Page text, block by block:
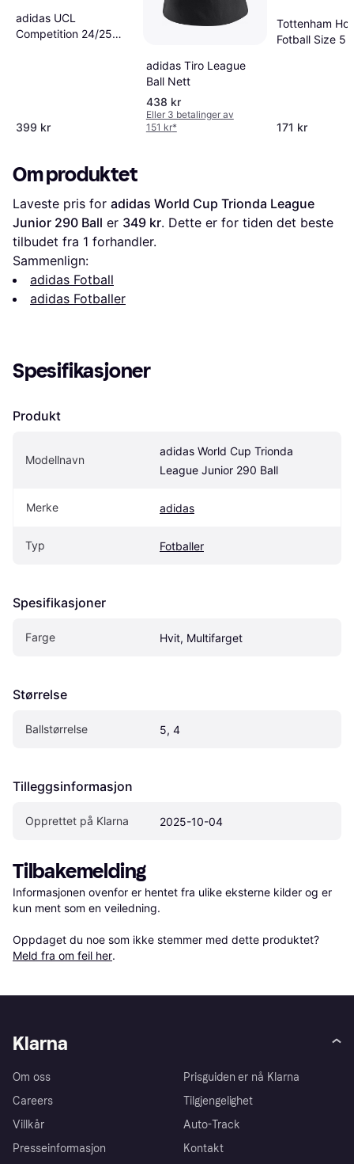
adidas UCL
Competition 24/25
399 kr
adidas Tiro League
Ball Nett
438 kr
Eller 3 betalinger av
151 kr*
Tottenham
Fotball Size 5
171 kr
Om produktet
Laveste pris for adidas World Cup Trionda League
Junior 290 Ball er 349 kr. Dette er for tiden det beste
tilbudet fra 1 forhandler.
Sammenlign:
adidas Fotball
adidas Fotballer
Spesifikasjoner
Produkt
Modellnavn
adidas World Cup Trionda
League Junior 290 Ball
Merke adidas
Typ Fotballer
Spesifikasjoner
Farge Hvit, Multifarget
Størrelse
Ballstørrelse 5, 4
Tilleggsinformasjon
Opprettet på Klarna 2025-10-04
Tilbakemelding
Informasjonen ovenfor er hentet fra ulike eksterne kilder og er
kun ment som en veiledning.
Oppdaget du noe som ikke stemmer med dette produktet?
Meld fra om feil her.
Klarna
Om oss
Careers
Villkår
Presseinformasjon
Prisguiden er nå Klarna
Tilgjengelighet
Auto-Track
Kontakt